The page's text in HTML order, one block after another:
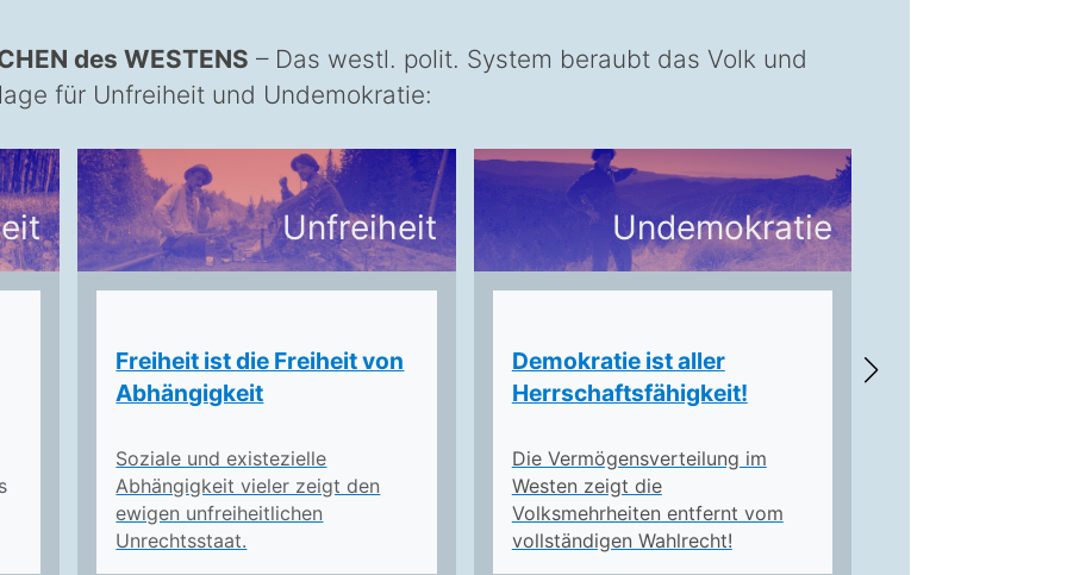
WESTLICHE POLITISCHE SYSTEM IST EIN VERBRECHEN GEGEN VOLK UND
des WESTENS – Das westl. polit. System beraubt das Volk und
für Unfreiheit und Undemokratie:
Unfreiheit
Freiheit ist die Freiheit von
Abhängigkeit
Soziale und existezielle
Abhängigkeit vieler zeigt den
ewigen unfreiheitlichen
Unrechtsstaat.
Undemokratie
Demokratie ist aller
Herrschaftsfähigkeit!
Die Vermögensverteilung im
Westen zeigt die
Volksmehrheiten entfernt vom
vollständigen Wahlrecht!